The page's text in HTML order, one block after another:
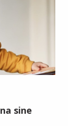
sine